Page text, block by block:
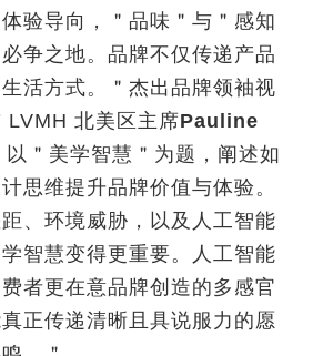
验导向，＂品味＂与＂感知
争之地。品牌不仅传递产品
活方式。＂杰出品牌领袖视
LVMH 北美区主席Pauline
以＂美学智慧＂为题，阐述如
思维提升品牌价值与体验。
、环境威胁，以及人工智能
智慧变得更重要。人工智能
者更在意品牌创造的多感官
正传递清晰且具说服力的愿